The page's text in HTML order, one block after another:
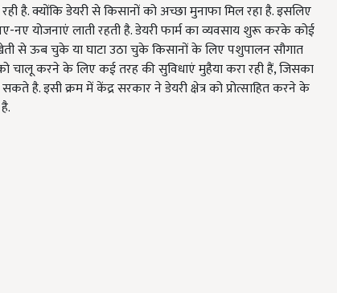
है. क्योंकि डेयरी से किसानों को अच्छा मुनाफा मिल रहा है. इसलिए
योजनाएं लाती रहती है. डेयरी फार्म का व्यवसाय शुरू करके कोई
से ऊब चुके या घाटा उठा चुके किसानों के लिए पशुपालन सौगात
चालू करने के लिए कई तरह की सुविधाएं मुहैया करा रही हैं, जिसका
इसी क्रम में केंद्र सरकार ने डेयरी क्षेत्र को प्रोत्साहित करने के